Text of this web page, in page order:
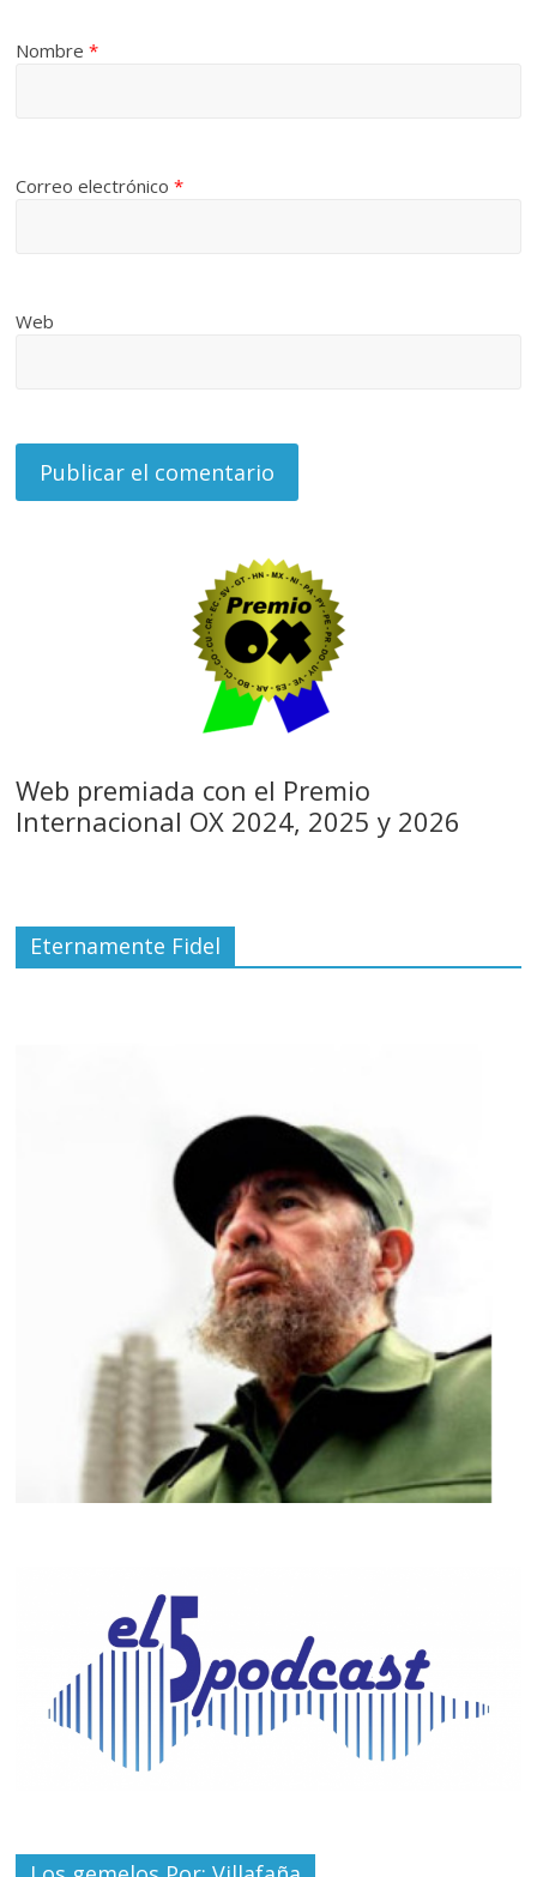
Nombre*
Correo electrónico*
Web
Web premiada con el Premio
Internacional OX 2024, 2025 y 2026
Eternamente Fidel